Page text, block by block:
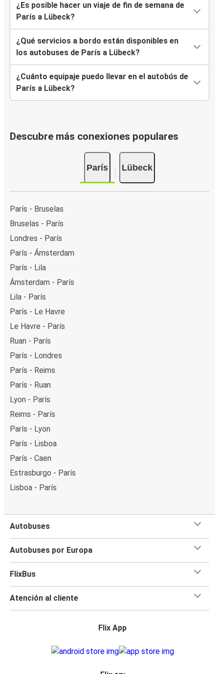
¿Es posible hacer un viaje de fin de semana de
París a Lübeck?
¿Qué servicios a bordo están disponibles en
los autobuses de París a Lübeck?
¿Cuánto equipaje puedo llevar en el autobús de
París a Lübeck?
Descubre más conexiones populares
París Lübeck
París - Bruselas
Bruselas - París
Londres - París
París - Ámsterdam
París - Lila
Ámsterdam - París
Lila - París
París - Le Havre
Le Havre - París
Ruan - París
París - Londres
París - Reims
París - Ruan
Lyon - París
Reims - París
París - Lyon
París - Lisboa
París - Caen
Estrasburgo - París
Lisboa - París
Autobuses
Autobuses por Europa
FlixBus
Atención al cliente
Flix App